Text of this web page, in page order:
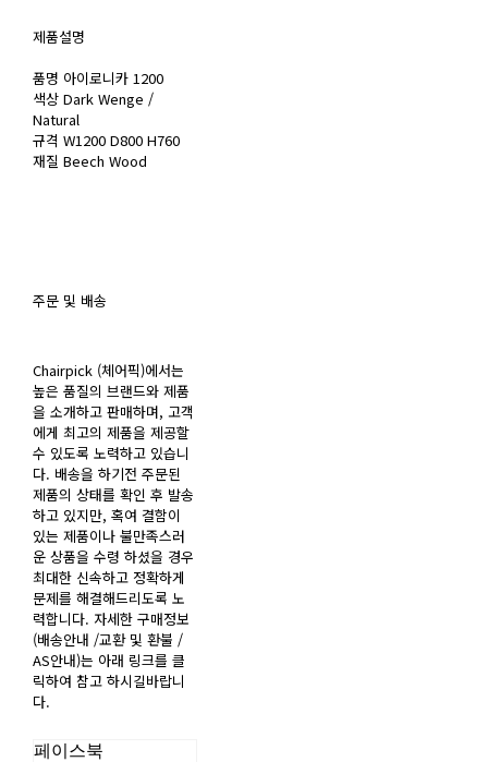
제품설명
품명 아이로니카 1200
색상 Dark Wenge /
Natural
규격 W1200 D800 H760
재질 Beech Wood
주문 및 배송
Chairpick (체어픽)에서는
높은 품질의 브랜드와 제품
을 소개하고 판매하며, 고객
에게 최고의 제품을 제공할
수 있도록 노력하고 있습니
다. 배송을 하기전 주문된
제품의 상태를 확인 후 발송
하고 있지만, 혹여 결함이
있는 제품이나 불만족스러
운 상품을 수령 하셨을 경우
최대한 신속하고 정확하게
문제를 해결해드리도록 노
력합니다. 자세한 구매정보
(배송안내 /교환 및 환불 /
AS안내)는 아래 링크를 클
릭하여 참고 하시길바랍니
다.
페이스북